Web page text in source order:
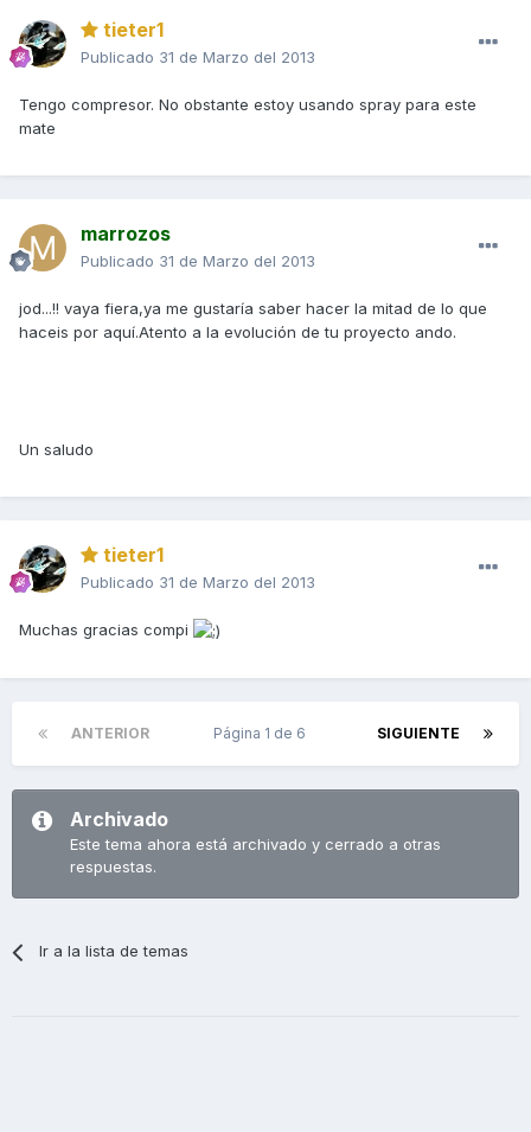
tieter1
Publicado 31 de Marzo del 2013
Tengo compresor. No obstante estoy usando spray para este
mate
marrozos
Publicado 31 de Marzo del 2013
jod...!! vaya fiera,ya me gustaría saber hacer la mitad de lo que
haceis por aquí.Atento a la evolución de tu proyecto ando.
Un saludo
tieter1
Publicado 31 de Marzo del 2013
Muchas gracias compi
ANTERIOR SIGUIENTE
Página 1 de 6
Archivado
Este tema ahora está archivado y cerrado a otras
respuestas.
Ir a la lista de temas